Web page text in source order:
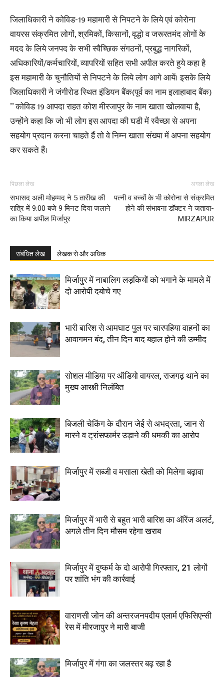
जिलाधिकारी ने कोविड-19 महामारी से निपटने के लिये एवं कोरोना
वायरस संक्रमित लोगों, श्रमिकों, किसानों, वृद्धो व जरूरतमंद लोगों के
मदद के लिये जनपद के सभी स्वैच्छिक संगठनों, प्रबुद्ध नागरिकों,
अधिकारियों/कर्मचारियों, व्यापरियों सहित सभी अपील करते हुये कहा है
इस महामारी के चुनौतियों से निपटने के लिये लोग आगे आयें। इसके लिये
जिलाधिकारी ने जंगीरोड स्थित इंडियन बैंक(पूर्व का नाम इलाहाबाद बैंक)
’’ कोविड 19 आपदा राहत कोश मीरजापुर के नाम खाता खोलवाया है,
उन्होंने कहा कि जो भी लोग इस आपदा की घडी में स्वैच्छा से अपना
सहयोग प्रदान करना चाहते हैं तो वे निम्न खाता संख्या में अपना सहयोग
कर सकते हैं।
पिछला लेख
सभासद अली मोहम्मद ने 5 तारीख की
रात्रि में 9:00 बजे 9 मिनट दिया जलाने
का किया अपील मिर्जापुर
अगला लेख
पत्नी व बच्चों के भी कोरोना से संक्रमित
होने की संभावना डॉक्टर ने जताया-
MIRZAPUR
संबंधित लेख लेखक से और अधिक
मिर्जापुर में नाबालिग लड़कियों को भगाने के मामले में
दो आरोपी दबोचे गए
भारी बारिश से आमघाट पुल पर चारपहिया वाहनों का
आवागमन बंद, तीन दिन बाद बहाल होने की उम्मीद
सोशल मीडिया पर ऑडियो वायरल, राजगढ़ थाने का
मुख्य आरक्षी निलंबित
बिजली चेकिंग के दौरान जेई से अभद्रता, जान से
मारने व ट्रांसफार्मर उड़ाने की धमकी का आरोप
मिर्जापुर में सब्जी व मसाला खेती को मिलेगा बढ़ावा
मिर्जापुर में भारी से बहुत भारी बारिश का ऑरेंज अलर्ट,
अगले तीन दिन मौसम रहेगा खराब
मिर्जापुर में दुष्कर्म के दो आरोपी गिरफ्तार, 21 लोगों
पर शांति भंग की कार्रवाई
वाराणसी जोन की अन्तरजनपदीय एलार्म एफिसिएन्सी
रेस में मीरजापुर ने मारी बाजी
मिर्जापुर में गंगा का जलस्तर बढ़ रहा है